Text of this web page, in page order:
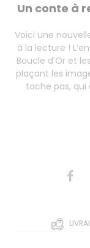
Un conte à
Voici une
à la lecture !
Boucle d’Or et
plaçant les
tache pas, qui
SHARE